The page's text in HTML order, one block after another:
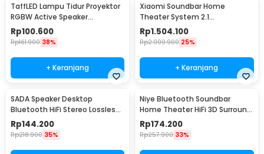
TaffLED Lampu Tidur Proyektor
RGBW Active Speaker
Bluetooth Remote - BL-XK01
Rp100.600
Rp161.900 38%
+ Keranjang
Xiaomi Soundbar Home
Theater System 2.1
Subwoofers 100W Bluetooth
5.0 - MDZ-35-DA
Rp1.504.100
Rp2.000.900 25%
+ Keranjang
SADA Speaker Desktop
Bluetooth HiFi Stereo Lossless
Decoding AUX 3W - V-111
Rp144.200
Rp218.900 35%
Niye Bluetooth Soundbar
Home Theater HiFi 3D Surround
- V8
Rp174.200
Rp257.900 33%